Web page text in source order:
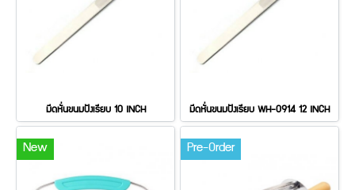
มีดหั่นขนมปังเรียบ 10 INCH มีดหั่นขนมปังเรียบ WH-0914 12 INCH
New Pre-Order